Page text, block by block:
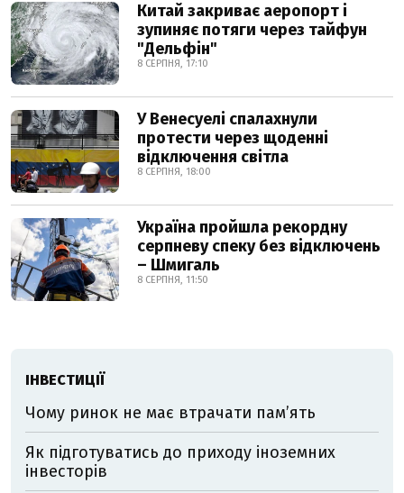
Китай закриває аеропорт і
зупиняє потяги через тайфун
"Дельфін"
8 СЕРПНЯ, 17:10
У Венесуелі спалахнули
протести через щоденні
відключення світла
8 СЕРПНЯ, 18:00
Україна пройшла рекордну
серпневу спеку без відключень
– Шмигаль
8 СЕРПНЯ, 11:50
ІНВЕСТИЦІЇ
Чому ринок не має втрачати пам’ять
Як підготуватись до приходу іноземних
інвесторів